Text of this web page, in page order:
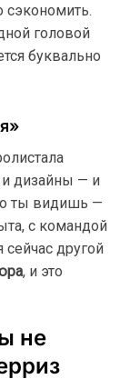
сэкономить.
головой
буквально
и дизайны — и
ты видишь —
с командой
сейчас другой
, и это
не